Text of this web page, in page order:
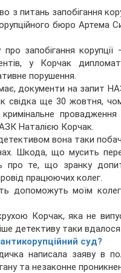
з питань запобігання
бюро Артема
запобігання корупції
у Корчак
порушення.
документи на запит
свідка ще 30 жовтня,
Наталією Корчак.
вона таки
Шкода, що мусить
про те, що зранку
працюючих колег.
допоможуть моїм
Корчак, яка не
детективу таки
суд?
написала заяву в
та незаконне